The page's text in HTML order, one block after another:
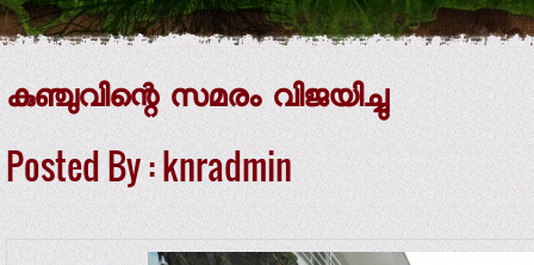
കുഞ്ചുവിന്റെ സമരം വിജയിച്ചു
Posted By : knradmin